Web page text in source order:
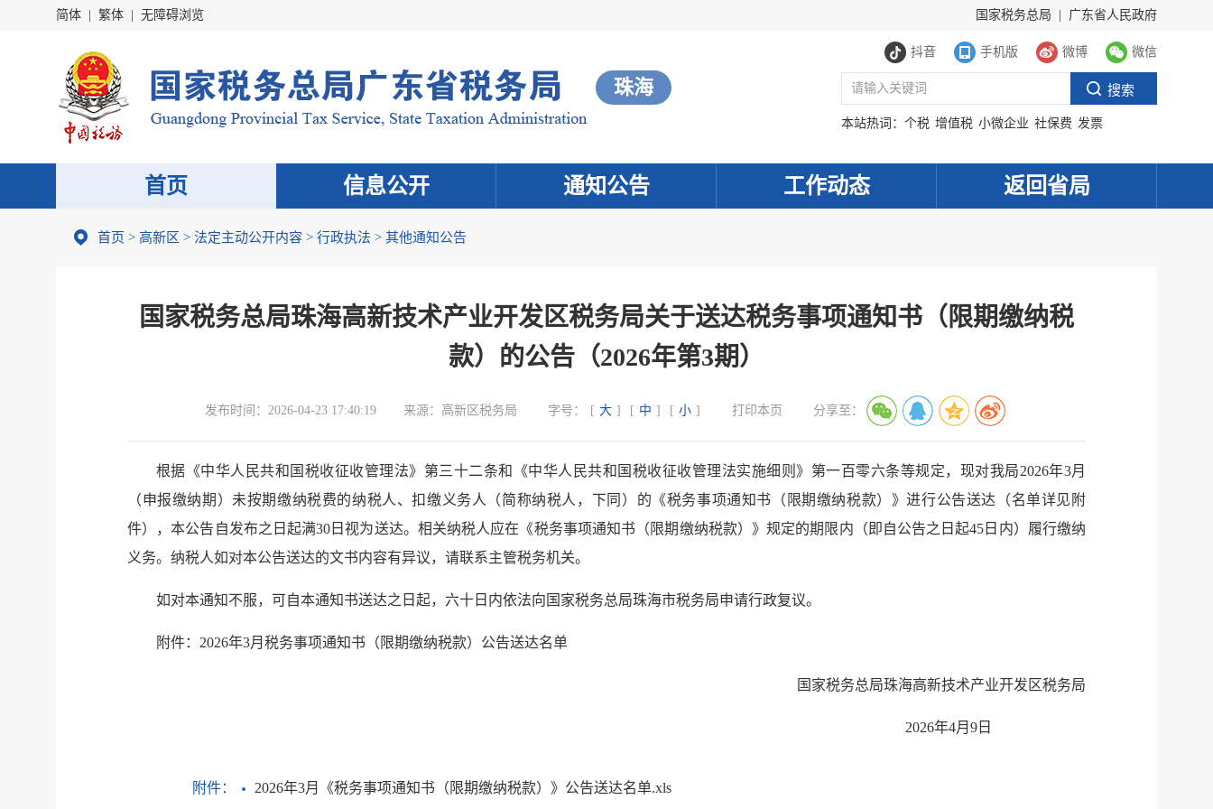
简体 繁体 无障碍浏览 国家税务总局 广东省人民政府
抖音 手机版 微博 微信
珠海
本站热词： 个税 增值税 小微企业 社保费 发票
首页 信息公开 通知公告 工作动态 返回省局
首页 > 高新区 > 法定主动公开内容 > 行政执法 > 其他通知公告
国家税务总局珠海高新技术产业开发区税务局关于送达税务事项通知书（限期缴纳税
款）的公告（2026年第3期）
发布时间： 2026-04-23 17:40:19 来源： 高新区税务局 字号： [ 大 ] [ 中 ] [ 小 ] 打印本页 分享至：
根据《中华人民共和国税收征收管理法》第三十二条和《中华人民共和国税收征收管理法实施细则》第一百零六条等规定，现对我局2026年3月
（申报缴纳期）未按期缴纳税费的纳税人、扣缴义务人（简称纳税人，下同）的《税务事项通知书（限期缴纳税款）》进行公告送达（名单详见附
件），本公告自发布之日起满30日视为送达。相关纳税人应在《税务事项通知书（限期缴纳税款）》规定的期限内（即自公告之日起45日内）履行缴纳
义务。纳税人如对本公告送达的文书内容有异议，请联系主管税务机关。
如对本通知不服，可自本通知书送达之日起，六十日内依法向国家税务总局珠海市税务局申请行政复议。
附件：2026年3月税务事项通知书（限期缴纳税款） 公告送达名单
国家税务总局珠海高新技术产业开发区税务局
2026年4月9日
附件： 2026年3月《税务事项通知书（限期缴纳税款）》公告送达名单.xls